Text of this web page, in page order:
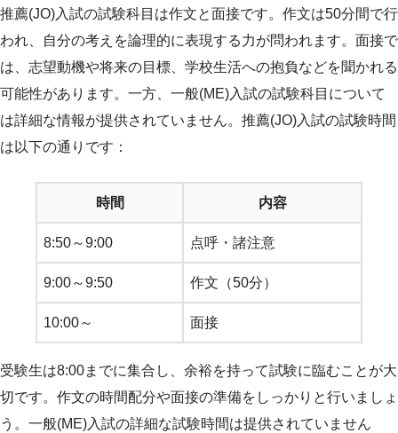
推薦(JO)入試の試験科目は作文と面接です。作文は50分間で行
われ、自分の考えを論理的に表現する力が問われます。面接で
は、志望動機や将来の目標、学校生活への抱負などを聞かれる
可能性があります。一方、一般(ME)入試の試験科目について
は詳細な情報が提供されていません。推薦(JO)入試の試験時間
は以下の通りです：
時間 内容
8:50～9:00 点呼・諸注意
9:00～9:50 作文（50分）
10:00～ 面接
受験生は8:00までに集合し、余裕を持って試験に臨むことが大
切です。作文の時間配分や面接の準備をしっかりと行いましょ
う。一般(ME)入試の詳細な試験時間は提供されていません